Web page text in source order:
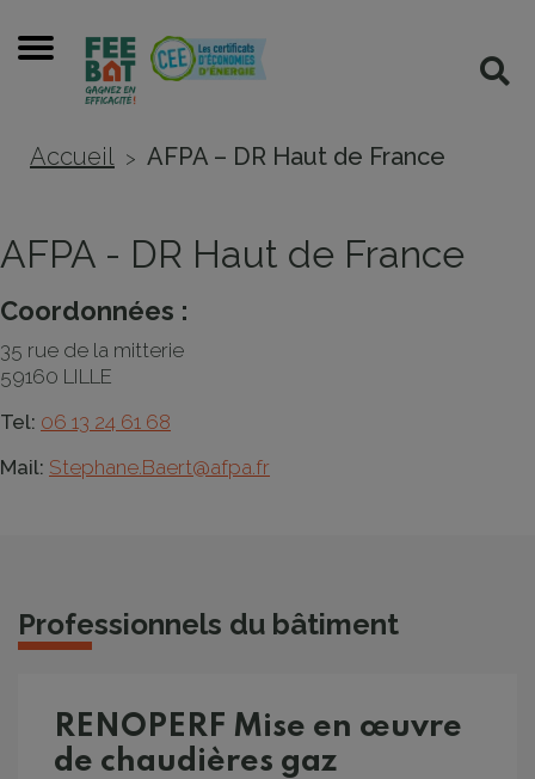
Menu
Accueil > AFPA – DR Haut de France
AFPA - DR Haut de France
Coordonnées :
35 rue de la mitterie
59160 LILLE
Tel: 06 13 24 61 68
Mail: Stephane.Baert@afpa.fr
Professionnels du bâtiment
RENOPERF Mise en œuvre
de chaudières gaz